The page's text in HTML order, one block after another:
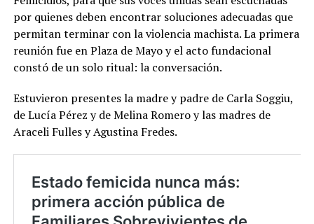
por quienes deben encontrar soluciones adecuadas que
permitan terminar con la violencia machista. La primera
reunión fue en Plaza de Mayo y el acto fundacional
constó de un solo ritual: la conversación.
Estuvieron presentes la madre y padre de Carla Soggiu,
de Lucía Pérez y de Melina Romero y las madres de
Araceli Fulles y Agustina Fredes.